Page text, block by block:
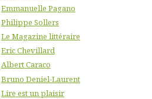
Emmanuelle Pagano
Philippe Sollers
Le Magazine littéraire
Eric Chevillard
Albert Caraco
Bruno Deniel-Laurent
Lire est un plaisir